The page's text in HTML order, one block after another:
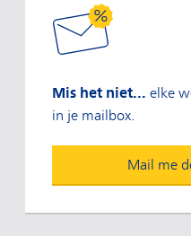
Mis het niet... elke
in je mailbox.
Mail me